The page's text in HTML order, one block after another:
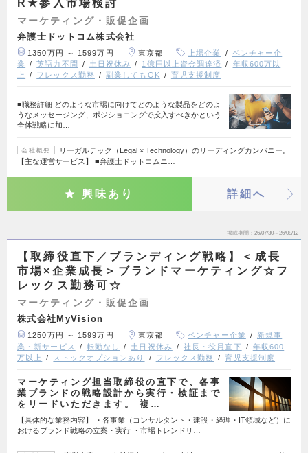
R★参入市場検討
マーケティング・販促企画
弁護士ドットコム株式会社
1350万円 ～ 1599万円 東京都 上場企業
ベンチャー企
業
英語力不問 土日祝休み 1億円以上資金調達済
年収600万以
上
フレックス勤務 副業してもOK 育児支援制度
■職務詳細 どのような市場に向けてどのような製品をどのよ
うなメッセージング、ポジショニングで投入すべきかという
全体戦略に加…
会社概要
リーガルテック（Legal × Technology）のリーディングカンパニー。
【主な運営サービス】 ■弁護士ドットコムニ…
興味あり 詳細へ
掲載期間 26/07/30～26/08/12
【取締役直下／ブランディング戦略】＜成長
市場×企業成長＞ブランドマーケティング☆フ
レックス勤務可☆
マーケティング・販促企画
株式会社MyVision
1250万円 ～ 1599万円 東京都 ベンチャー企業
新規事
業・新サービス
転勤なし 土日祝休み 社長・役員直下
年収600
万以上
ストックオプションあり フレックス勤務 育児支援制度
マーケティング担当取締役の直下で、各事
業ブランドの戦略設計から実行・検証まで
をリードいただきます。 複…
【具体的な業務内容】 ・各事業（コンサルタント・建設・経理・IT領域など）に
おけるブランド戦略の立案・実行 ・市場トレンドリ…